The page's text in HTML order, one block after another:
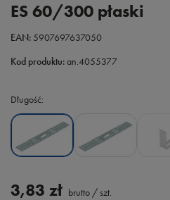
ES 60/300 płaski
EAN:5907697637050
Kod produktu:an.4055377
Długość
3,83 zł brutto / szt.